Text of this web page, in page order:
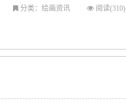
分类：绘画资讯 阅读(310)